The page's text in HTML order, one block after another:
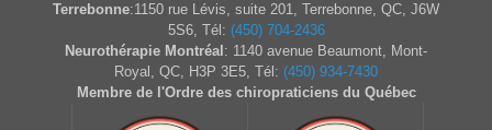
Terrebonne:1150 rue Lévis, suite 201, Terrebonne, QC, J6W
5S6, Tél: (450) 704-2436
Neurothérapie Montréal : 1140 avenue Beaumont, Mont-
Royal, QC, H3P 3E5, Tél: (450) 934-7430
Membre de l'Ordre des chiropraticiens du Québec